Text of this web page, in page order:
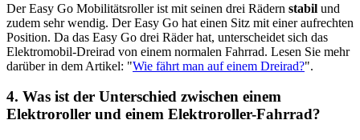
Der Easy Go Mobilitätsroller ist mit seinen drei Rädern stabil und
zudem sehr wendig. Der Easy Go hat einen Sitz mit einer aufrechten
Position. Da das Easy Go drei Räder hat, unterscheidet sich das
Elektromobil-Dreirad von einem normalen Fahrrad. Lesen Sie mehr
darüber in dem Artikel: "Wie fährt man auf einem Dreirad?".
4. Was ist der Unterschied zwischen einem
Elektroroller und einem Elektroroller-Fahrrad?